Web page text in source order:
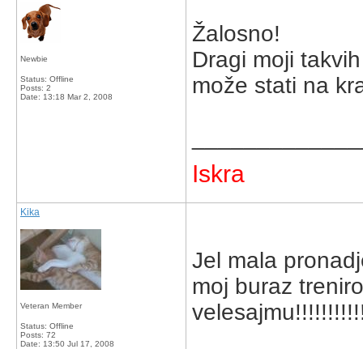
Newbie
Status: Offline
Posts: 2
Date: 13:18 Mar 2, 2008
Žalosno!
Dragi moji
može stati na
Iskra
Kika
Veteran Member
Status: Offline
Posts: 72
Date: 13:50 Jul 17, 2008
Jel mala
moj buraz